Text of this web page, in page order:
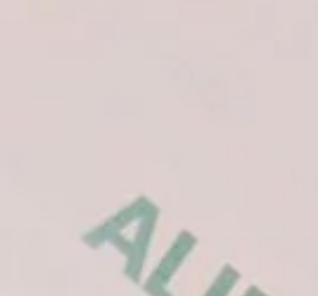
mechanicznym wirnika masą, […]